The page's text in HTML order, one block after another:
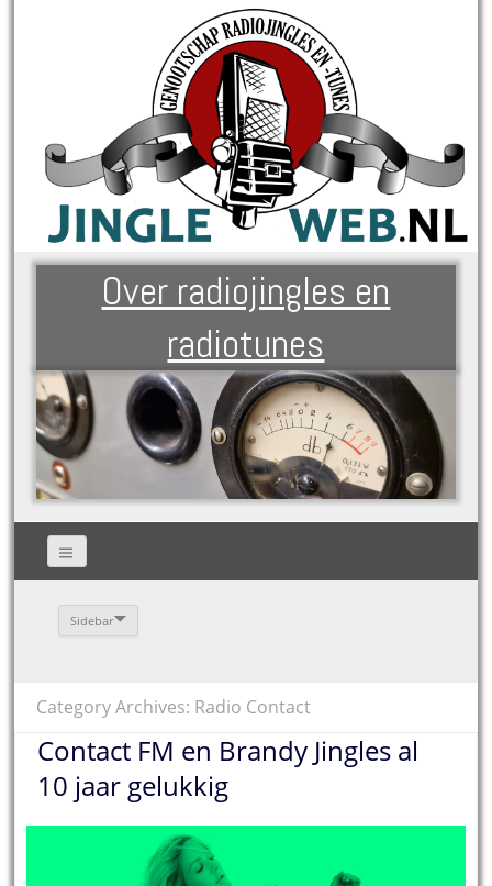
Over radiojingles en
radiotunes
Sidebar
Category Archives: Radio Contact
Contact FM en Brandy Jingles al
10 jaar gelukkig